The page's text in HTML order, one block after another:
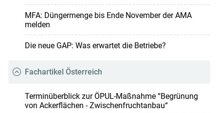
MFA: Düngermenge bis Ende November der AMA
melden
Die neue GAP: Was erwartet die Betriebe?
Fachartikel Österreich
Terminüberblick zur ÖPUL-Maßnahme “Begrünung
von Ackerflächen - Zwischenfruchtanbau“